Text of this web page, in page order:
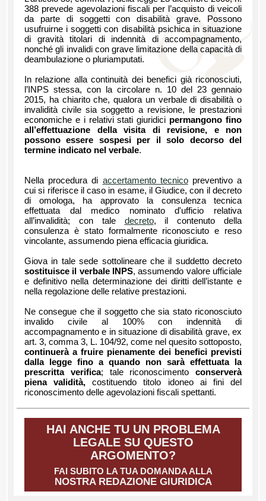
388 prevede agevolazioni fiscali per l’acquisto di veicoli
da parte di soggetti con disabilità grave. Possono
usufruirne i soggetti con disabilità psichica in situazione
di gravità titolari di indennità di accompagnamento,
nonché gli invalidi con grave limitazione della capacità di
deambulazione o pluriamputati.
In relazione alla continuità dei benefici già riconosciuti,
l’INPS stessa, con la circolare n. 10 del 23 gennaio
2015, ha chiarito che, qualora un verbale di disabilità o
invalidità civile sia soggetto a revisione, le prestazioni
economiche e i relativi stati giuridici permangono fino
all’effettuazione della visita di revisione, e non
possono essere sospesi per il solo decorso del
termine indicato nel verbale.
Nella procedura di accertamento tecnicopreventivo a
cui si riferisce il caso in esame, il Giudice, con il decreto
di omologa, ha approvato la consulenza tecnica
effettuata dal medico nominato d'ufficio relativa
all’invalidità; con tale decreto, il contenuto della
consulenza è stato formalmente riconosciuto e reso
vincolante, assumendo piena efficacia giuridica.
Giova in tale sede sottolineare che il suddetto decreto
sostituisce il verbale INPS, assumendo valore ufficiale
e definitivo nella determinazione dei diritti dell’istante e
nella regolazione delle relative prestazioni.
Ne consegue che il soggetto che sia stato riconosciuto
invalido civile al 100% con indennità di
accompagnamento e in situazione di disabilità grave, ex
art. 3, comma 3, L. 104/92, come nel quesito sottoposto,
continuerà a fruire pienamente dei benefici previsti
dalla legge fino a quando non sarà effettuata la
prescritta verifica; tale riconoscimento conserverà
piena validità, costituendo titolo idoneo ai fini del
riconoscimento delle agevolazioni fiscali spettanti.
HAI ANCHE TU UN PROBLEMA
LEGALE SU QUESTO
ARGOMENTO?
FAI SUBITO LA TUA DOMANDA ALLA
NOSTRA REDAZIONE GIURIDICA